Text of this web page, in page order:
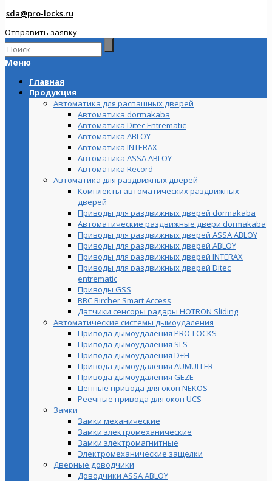
sda@pro-locks.ru
Отправить заявку
Меню
Главная
Продукция
Автоматика для распашных дверей
Автоматика dormakaba
Автоматика Ditec Entrematic
Автоматика ABLOY
Автоматика INTERAX
Автоматика ASSA ABLOY
Автоматика Record
Автоматика для раздвижных дверей
Комплекты автоматических раздвижных
дверей
Приводы для раздвижных дверей dormakaba
Автоматические раздвижные двери dormakaba
Приводы для раздвижных дверей ASSA ABLOY
Приводы для раздвижных дверей ABLOY
Приводы для раздвижных дверей INTERAX
Приводы для раздвижных дверей Ditec
entrematic
Приводы GSS
BBC Bircher Smart Access
Датчики сенсоры радары HOTRON Sliding
Автоматические системы дымоудаления
Привода дымоудаления PRO-LOCKS
Привода дымоудаления SLS
Привода дымоудаления D+H
Привода дымоудаления AUMÜLLER
Привода дымоудаления GEZE
Цепные привода для окон NEKOS
Реечные привода для окон UСS
Замки
Замки механические
Замки электромеханические
Замки электромагнитные
Электромеханические защелки
Дверные доводчики
Доводчики ASSA ABLOY